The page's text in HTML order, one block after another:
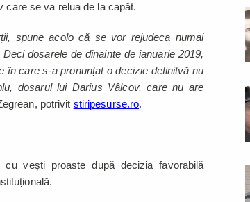
care se va relua de la capăt.
spune acolo că se vor rejudeca numai
dosarele de dinainte de ianuarie 2019,
în care s-a pronunțat o decizie definitvă nu
dosarul lui Darius Vâlcov, care nu are
potrivit stiripesurse.ro.
cu vești proaste după decizia favorabilă